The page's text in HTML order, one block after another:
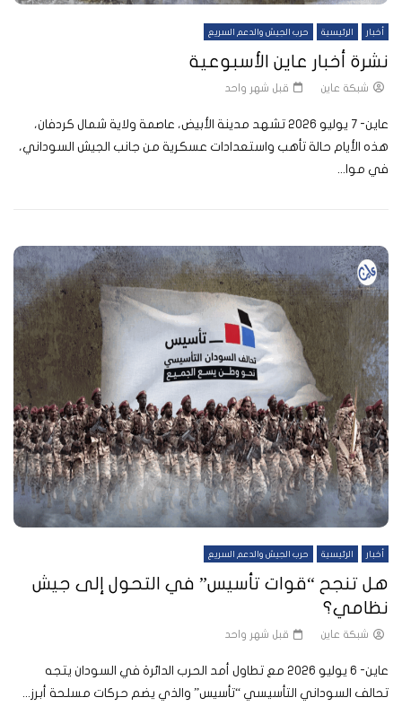
أخبار الرئيسية حرب الجيش والدعم السريع
نشرة أخبار عاين الأسبوعية
شبكة عاين قبل شهر واحد
عاين- 7 يوليو 2026 تشهد مدينة الأبيض، عاصمة ولاية شمال كردفان،
هذه الأيام حالة تأهب واستعدادات عسكرية من جانب الجيش السوداني،
في موا...
أخبار الرئيسية حرب الجيش والدعم السريع
هل تنجح “قوات تأسيس” في التحول إلى جيش
نظامي؟
شبكة عاين قبل شهر واحد
عاين- 6 يوليو 2026 مع تطاول أمد الحرب الدائرة في السودان يتجه
تحالف السوداني التأسيسي “تأسيس” والذي يضم حركات مسلحة أبرز...